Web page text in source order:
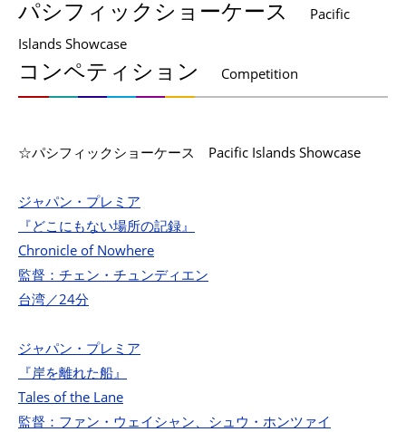
パシフィックショーケース
Pacific
Islands Showcase
コンペティション Competition
☆パシフィックショーケース Pacific Islands Showcase
ジャパン・プレミア
『どこにもない場所の記録』
Chronicle of Nowhere
監督：チェン・チュンディエン
台湾／24分
ジャパン・プレミア
『岸を離れた船』
Tales of the Lane
監督：ファン・ウェイシャン、シュウ・ホンツァイ